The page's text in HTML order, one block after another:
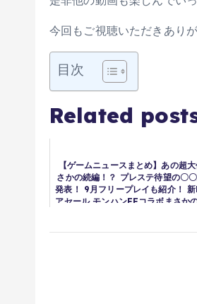
今回もご視聴いただきあり
目次
Related
【ゲームニュースまとめ】あの超大
さかの続編！？ プレステ待望の〇
発表！ 9月フリープレイも紹介！ 新
アセール モンハンFFコラボまさか